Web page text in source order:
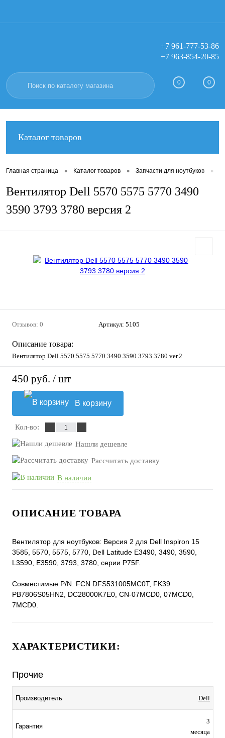
Вход Регистрация
+7 961-777-53-86
+7 963-854-20-85
0 0
Каталог товаров
Главная страница • Каталог товаров • Запчасти для ноутбуков •
Вентилятор Dell 5570 5575 5770 3490
3590 3793 3780 версия 2
Отзывов: 0 Артикул: 5105
Описание товара:
Вентилятор Dell 5570 5575 5770 3490 3590 3793 3780 ver.2
450 руб. / шт
В корзину
Кол-во:
Нашли дешевле
Рассчитать доставку
В наличии
ОПИСАНИЕ ТОВАРА
Вентилятор для ноутбуков: Версия 2 для Dell Inspiron 15
3585, 5570, 5575, 5770, Dell Latitude E3490, 3490, 3590,
L3590, E3590, 3793, 3780, серии P75F.
Совместимые P/N: FCN DFS531005MC0T, FK39
PB7806S05HN2, DC28000K7E0, CN-07MCD0, 07MCD0,
7MCD0.
ХАРАКТЕРИСТИКИ:
Прочие
Производитель Dell
Гарантия
3
месяца